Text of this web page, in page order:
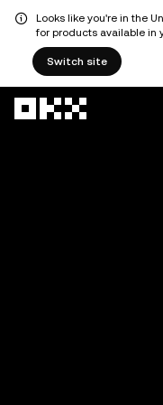
Looks like you're in the
for products available in
Switch site